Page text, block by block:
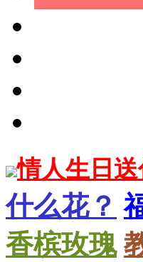
情人生日
什么花？
香槟玫瑰